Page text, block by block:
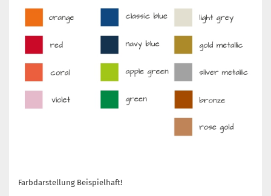
Farbdarstellung Beispielhaft!